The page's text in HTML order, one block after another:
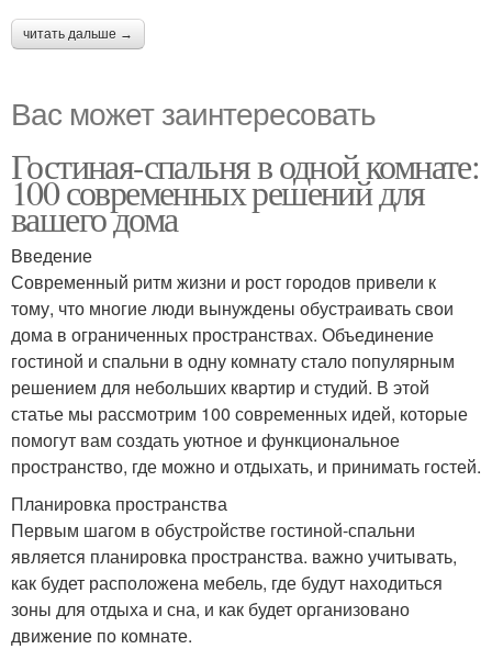
читать дальше →
Вас может заинтересовать
Гостиная-спальня в одной комнате:
100 современных решений для
вашего дома
Введение
Современный ритм жизни и рост городов привели к
тому, что многие люди вынуждены обустраивать свои
дома в ограниченных пространствах. Объединение
гостиной и спальни в одну комнату стало популярным
решением для небольших квартир и студий. В этой
статье мы рассмотрим 100 современных идей, которые
помогут вам создать уютное и функциональное
пространство, где можно и отдыхать, и принимать гостей.
Планировка пространства
Первым шагом в обустройстве гостиной-спальни
является планировка пространства. важно учитывать,
как будет расположена мебель, где будут находиться
зоны для отдыха и сна, и как будет организовано
движение по комнате.